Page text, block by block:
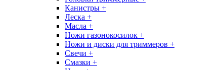
Канистры +
Леска +
Масла +
Ножи газонокосилок +
Ножи и диски для триммеров +
Свечи +
Смазки +